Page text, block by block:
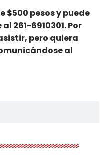
$500 pesos y puede
261-6910301. Por
pero quiera
al